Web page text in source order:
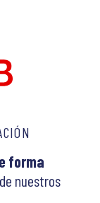
forma
nuestros